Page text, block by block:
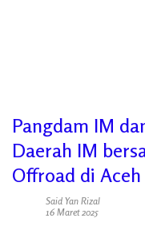
Pangdam IM
Daerah IM
Offroad di Aceh
Said Yan Rizal
16 Maret 2025